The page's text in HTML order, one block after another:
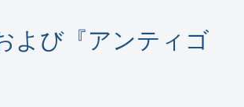
よび『アンティゴ